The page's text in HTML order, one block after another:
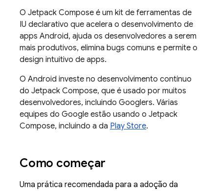
O Jetpack Compose é um kit de ferramentas de
IU declarativo que acelera o desenvolvimento de
apps Android, ajuda os desenvolvedores a serem
mais produtivos, elimina bugs comuns e permite o
design intuitivo de apps.
O Android investe no desenvolvimento contínuo
do Jetpack Compose, que é usado por muitos
desenvolvedores, incluindo Googlers. Várias
equipes do Google estão usando o Jetpack
Compose, incluindo a da Play Store.
Como começar
Uma prática recomendada para a adoção da